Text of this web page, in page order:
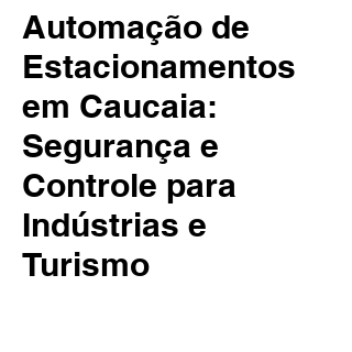
Automação de
Estacionamentos
em Caucaia:
Segurança e
Controle para
Indústrias e
Turismo